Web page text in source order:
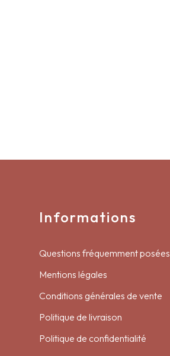
Informations
Questions fréquemment posées
Mentions légales
Conditions générales de vente
Politique de livraison
Politique de confidentialité